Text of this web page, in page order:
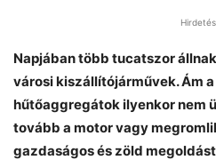
Napjában több tucatszor
városi kiszállítójárművek. Ám
hűtőaggregátok ilyenkor nem
tovább a motor vagy
gazdaságos és zöld